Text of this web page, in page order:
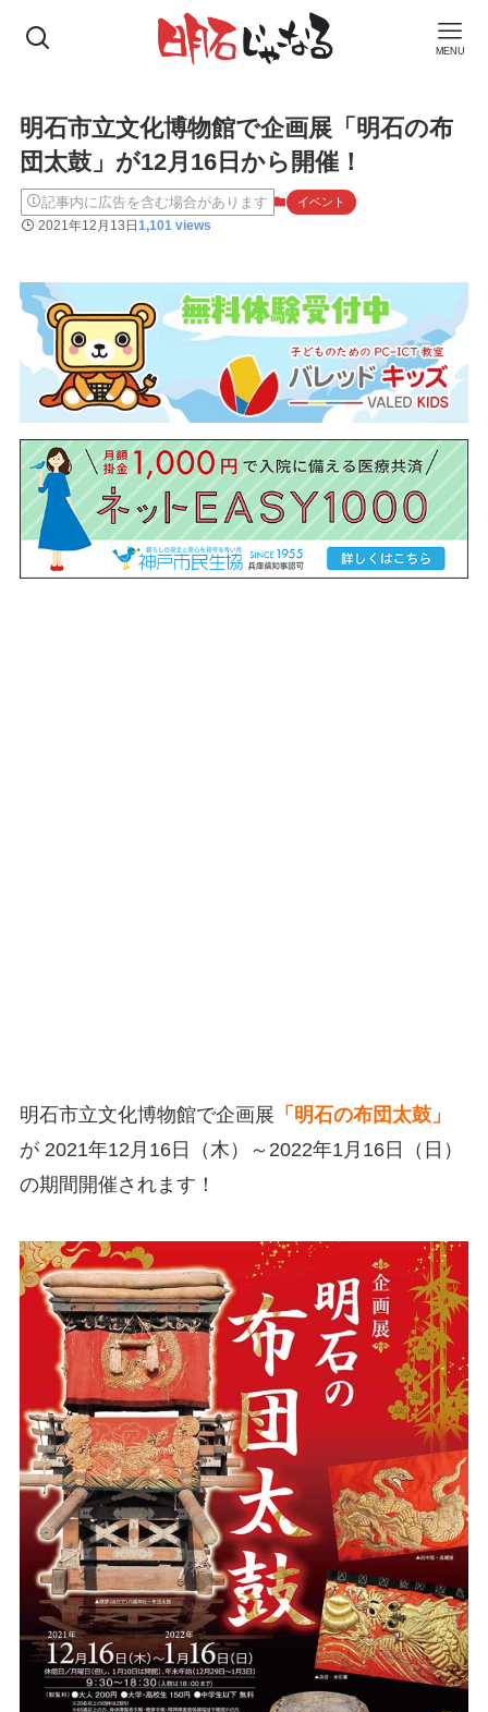
MENU
明石市立文化博物館で企画展「明石の布
団太鼓」が12月16日から開催！
記事内に広告を含む場合があります イベント
2021年12月13日1,101 views
明石市立文化博物館で企画展 「明石の布団太鼓」
が 2021年12月16日（木）～2022年1月16日（日）
の期間開催されます！